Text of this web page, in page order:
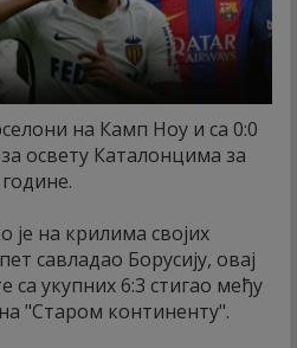
на Камп Ноу и са 0:0
освету Каталонцима за
је на крилима својих
савладао Борусију, овај
са укупних 6:3 стигао међу
"Старом континенту".